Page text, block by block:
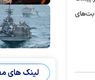
لینک های